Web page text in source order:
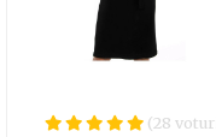
(28